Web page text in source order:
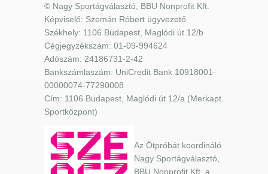
© Nagy Sportágválasztó, BBU Nonprofit Kft.
Képviselő: Szemán Róbert ügyvezető
Székhely: 1106 Budapest, Maglódi út 12/b
Cégjegyzékszám: 01-09-994624
Adószám: 24186731-2-42
Bankszámlaszám: UniCredit Bank 10918001-
00000074-77290008
Cím: 1106 Budapest, Maglódi út 12/a (Merkapt
Sportközpont)
Az Ötpróbát koordináló
Nagy Sportágválasztó,
BBU Nonprofit Kft. a